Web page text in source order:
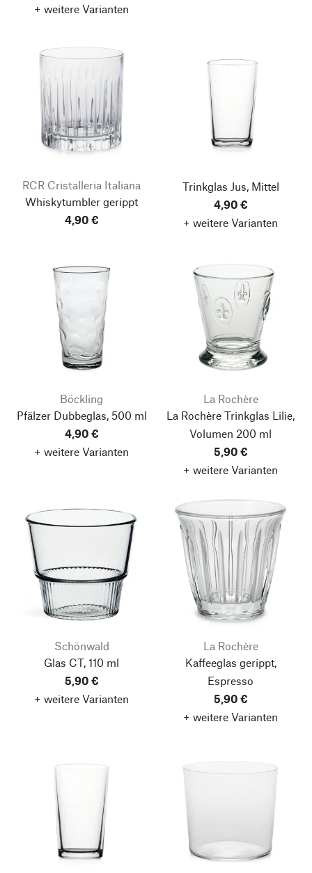
+ weitere Varianten
RCR Cristalleria Italiana
Whiskytumbler gerippt
4,90 €
Trinkglas Jus, Mittel
4,90 €
+ weitere Varianten
Böckling
Pfälzer Dubbeglas, 500 ml
4,90 €
+ weitere Varianten
La Rochère
La Rochère Trinkglas Lilie,
Volumen 200 ml
5,90 €
+ weitere Varianten
Schönwald
Glas CT, 110 ml
5,90 €
+ weitere Varianten
La Rochère
Kaffeeglas gerippt,
Espresso
5,90 €
+ weitere Varianten